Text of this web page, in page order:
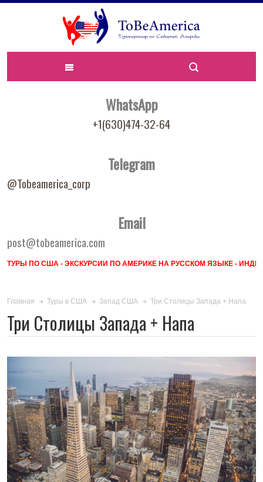
WhatsApp
+1(630)474-32-64
Telegram
@Tobeamerica_corp
Email
post@tobeamerica.com
ТУРЫ ПО США - ЭКСКУРСИИ ПО АМЕРИКЕ НА РУССКОМ ЯЗЫКЕ -
Главная Туры в США Запад США Три Столицы Запада + Напа
Три Столицы Запада + Напа